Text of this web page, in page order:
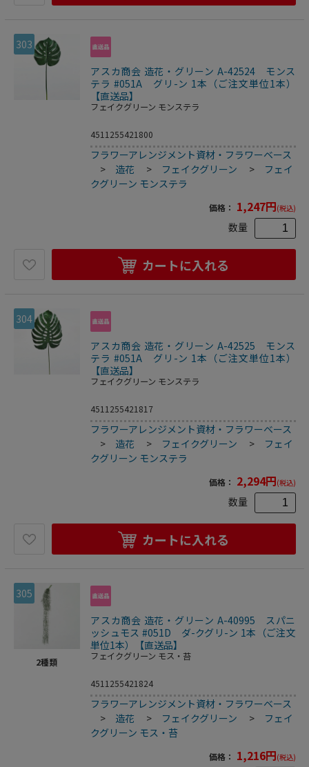
303
アスカ商会 造花・グリーン A-42524 モンス
テラ #051A グリ-ン 1本（ご注文単位1本）
【直送品】
フェイクグリーン モンステラ
4511255421800
フラワーアレンジメント資材・フラワーベース
> 造花 > フェイクグリーン > フェイ
クグリーン モンステラ
価格： 1,247円(税込)
数量
カートに入れる
304
アスカ商会 造花・グリーン A-42525 モンス
テラ #051A グリ-ン 1本（ご注文単位1本）
【直送品】
フェイクグリーン モンステラ
4511255421817
フラワーアレンジメント資材・フラワーベース
> 造花 > フェイクグリーン > フェイ
クグリーン モンステラ
価格： 2,294円(税込)
数量
カートに入れる
305
2種類
アスカ商会 造花・グリーン A-40995 スパニ
ッシュモス #051D ダ-クグリ-ン 1本（ご注文
単位1本）【直送品】
フェイクグリーン モス・苔
4511255421824
フラワーアレンジメント資材・フラワーベース
> 造花 > フェイクグリーン > フェイ
クグリーン モス・苔
価格： 1,216円(税込)